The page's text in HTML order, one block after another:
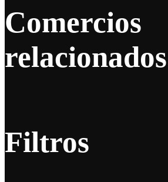
Comercios
relacionados
Filtros